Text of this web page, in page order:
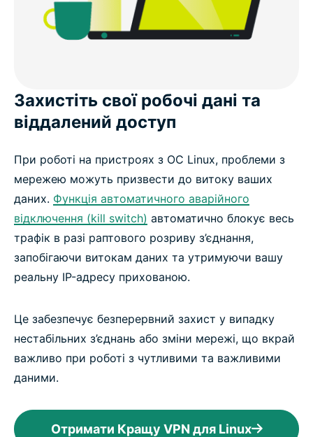
Захистіть свої робочі дані та
віддалений доступ
При роботі на пристроях з ОС Linux, проблеми з
мережею можуть призвести до витоку ваших
даних. Функція автоматичного аварійного
відключення (kill switch) автоматично блокує весь
трафік в разі раптового розриву з’єднання,
запобігаючи витокам даних та утримуючи вашу
реальну IP-адресу прихованою.
Це забезпечує безперервний захист у випадку
нестабільних з’єднань або зміни мережі, що вкрай
важливо при роботі з чутливими та важливими
даними.
Отримати Кращу VPN для Linux